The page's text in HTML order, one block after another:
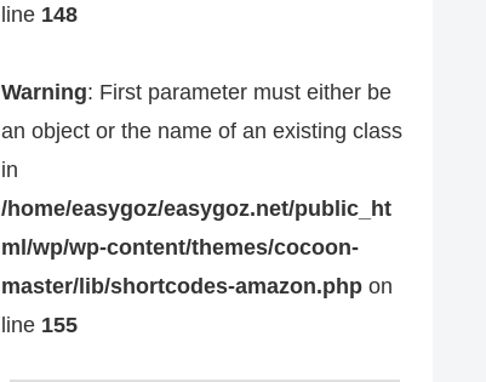
line 148
Warning: First parameter must either be
an object or the name of an existing class
in
/home/easygoz/easygoz.net/public_ht
ml/wp/wp-content/themes/cocoon-
master/lib/shortcodes-amazon.php on
line 155